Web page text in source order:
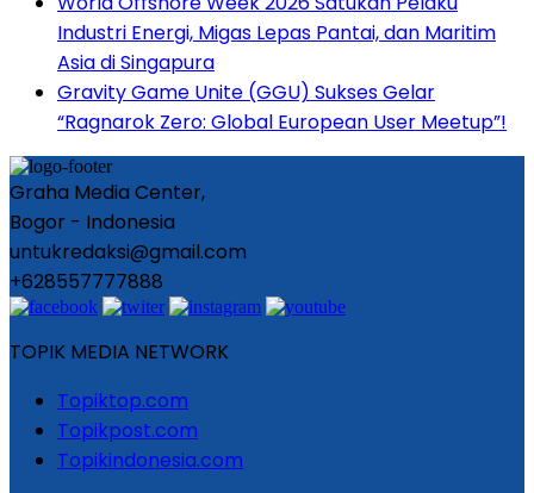
Industri Energi, Migas Lepas Pantai, dan Maritim
Asia di Singapura
Gravity Game Unite (GGU) Sukses Gelar
“Ragnarok Zero: Global European User Meetup”!
Graha Media Center,
Bogor - Indonesia
untukredaksi@gmail.com
+628557777888
TOPIK MEDIA NETWORK
Topiktop.com
Topikpost.com
Topikindonesia.com